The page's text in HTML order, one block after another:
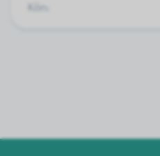
Kön: